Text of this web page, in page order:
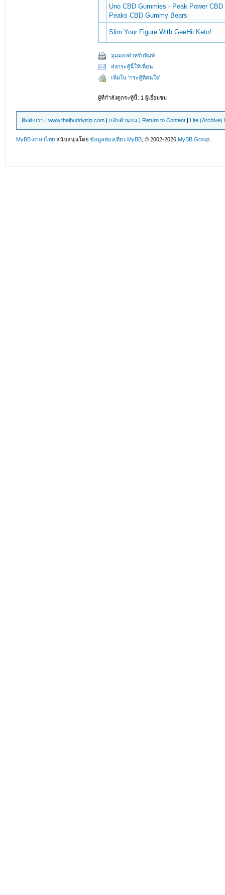
Uno CBD Gummies - Peak Power
Peaks CBD Gummy Bears
Slim Your Figure With GeeHii Keto!
มุมมองสำหรับพิมพ์
ส่งกระทู้นี้ให้เพื่อน
เพิ่มใน 'กระทู้ที่สนใจ'
ผู้ที่กำลังดูกระทู้นี้: 1 ผู้เยี่ยมชม
ติดต่อเรา |www.thaibuddytrip.com |กลับด้านบน | Return to Content | Lite (Archive)
MyBB ภาษาไทย สนับสนุนโดยข้อมูลท่องเที่ยว MyBB , © 2002-2026MyBB Group